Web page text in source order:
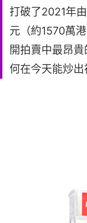
打破了2021年
元（約1570萬
開拍賣中最昂
何在今天能炒出